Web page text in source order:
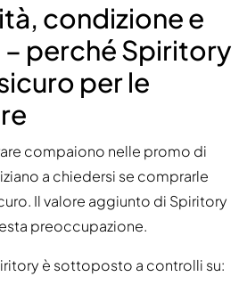
condizione e
perché Spiritory
per le
compaiono nelle promo di
a chiedersi se comprarle
Il valore aggiunto di Spiritory
preoccupazione.
è sottoposto a controlli su: